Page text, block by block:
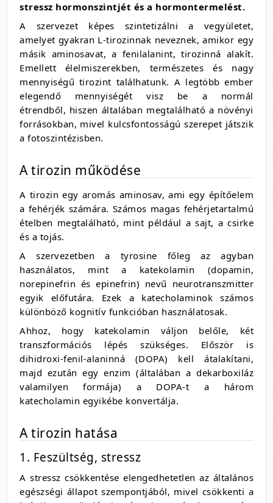
stressz hormonszintjét és a hormontermelést.
A szervezet képes szintetizálni a vegyületet,
amelyet gyakran L-tirozinnak neveznek, amikor egy
másik aminosavat, a fenilalanint, tirozinná alakít.
Emellett élelmiszerekben, természetes és nagy
mennyiségű tirozint találhatunk. A legtöbb ember
elegendő mennyiségét visz be a normál
étrendből, hiszen általában megtalálható a növényi
forrásokban, mivel kulcsfontosságú szerepet játszik
a fotoszintézisben.
A tirozin működése
A tirozin egy aromás aminosav, ami egy építőelem
a fehérjék számára. Számos magas fehérjetartalmú
ételben megtalálható, mint például a sajt, a csirke
és a tojás.
A szervezetben a tyrosine főleg az agyban
használatos, mint a katekolamin (dopamin,
norepinefrin és epinefrin) nevű neurotranszmitter
egyik előfutára. Ezek a katecholaminok számos
különböző kognitív funkcióban használatosak.
Ahhoz, hogy katekolamin váljon belőle, két
transzformációs lépés szükséges. Először is
dihidroxi-fenil-alaninná (DOPA) kell átalakítani,
majd ezután egy enzim (általában a dekarboxiláz
valamilyen formája) a DOPA-t a három
katecholamin egyikébe konvertálja.
A tirozin hatása
1. Feszültség, stressz
A stressz csökkentése elengedhetetlen az általános
egészségi állapot szempontjából, mivel csökkenti a